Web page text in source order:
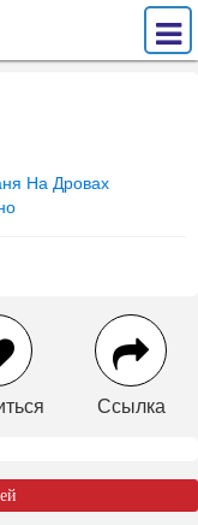
На Дровах
Ссылка